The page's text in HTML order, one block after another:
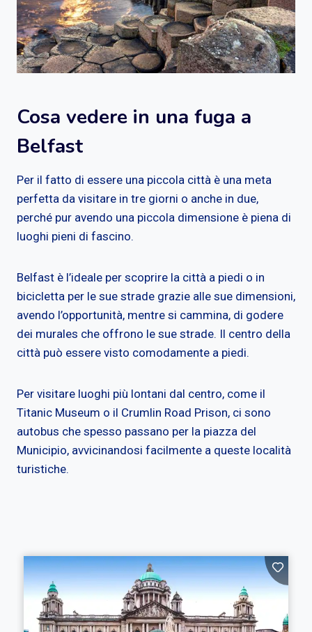
Cosa vedere in una fuga a
Belfast
Per il fatto di essere una piccola città è una meta
perfetta da visitare in tre giorni o anche in due,
perché pur avendo una piccola dimensione è piena di
luoghi pieni di fascino.
Belfast è l’ideale per scoprire la città a piedi o in
bicicletta per le sue strade grazie alle sue dimensioni,
avendo l’opportunità, mentre si cammina, di godere
dei murales che offrono le sue strade. Il centro della
città può essere visto comodamente a piedi.
Per visitare luoghi più lontani dal centro, come il
Titanic Museum o il Crumlin Road Prison, ci sono
autobus che spesso passano per la piazza del
Municipio, avvicinandosi facilmente a queste località
turistiche.